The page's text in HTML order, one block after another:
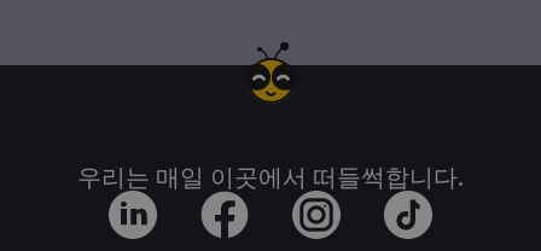
우리는 매일 이곳에서 떠들썩합니다.